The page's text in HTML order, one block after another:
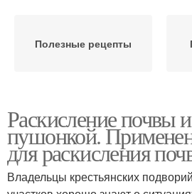
Полезные рецепты
Раскисление почвы
пушонкой.
для раскисления
Владельцы крестьянских